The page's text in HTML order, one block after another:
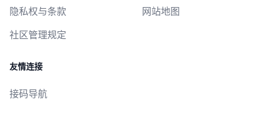
隐私权与条款
社区管理规定
网站地图
友情连接
接码导航